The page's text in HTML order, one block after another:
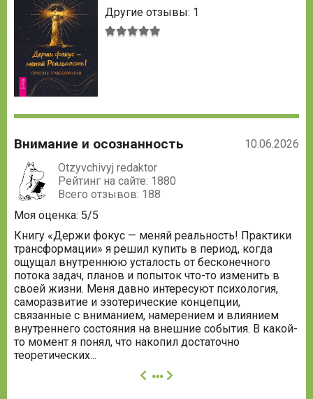
Другие отзывы: 1
Внимание и осознанность
10.06.2026
Otzyvchivyj redaktor
Рейтинг на сайте: 1880
Всего отзывов: 188
Моя оценка: 5/5
Книгу «Держи фокус — меняй реальность! Практики
трансформации» я решил купить в период, когда
ощущал внутреннюю усталость от бесконечного
потока задач, планов и попыток что-то изменить в
своей жизни. Меня давно интересуют психология,
саморазвитие и эзотерические концепции,
связанные с вниманием, намерением и влиянием
внутреннего состояния на внешние события. В какой-
то момент я понял, что накопил достаточно
теоретических...
далее